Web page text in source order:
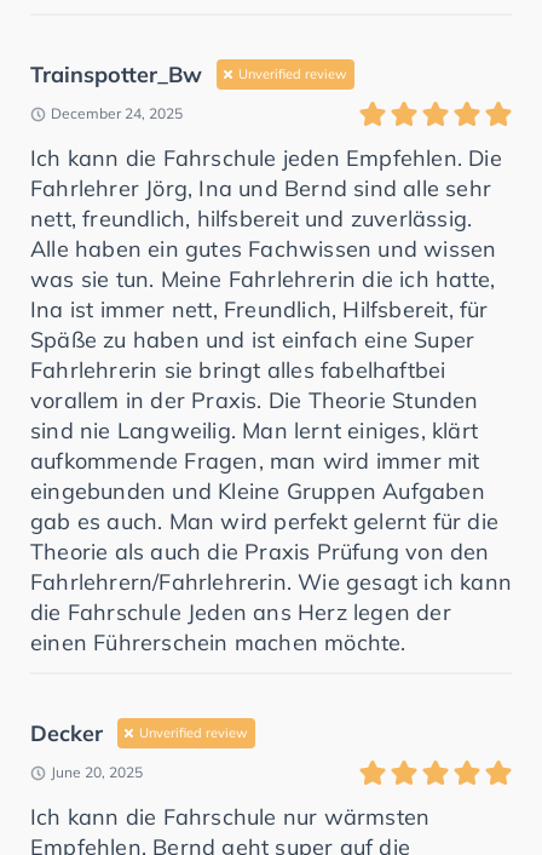
Trainspotter_Bw Unverified review
December 24, 2025
Ich kann die Fahrschule jeden Empfehlen. Die
Fahrlehrer Jörg, Ina und Bernd sind alle sehr
nett, freundlich, hilfsbereit und zuverlässig.
Alle haben ein gutes Fachwissen und wissen
was sie tun. Meine Fahrlehrerin die ich hatte,
Ina ist immer nett, Freundlich, Hilfsbereit, für
Späße zu haben und ist einfach eine Super
Fahrlehrerin sie bringt alles fabelhaftbei
vorallem in der Praxis. Die Theorie Stunden
sind nie Langweilig. Man lernt einiges, klärt
aufkommende Fragen, man wird immer mit
eingebunden und Kleine Gruppen Aufgaben
gab es auch. Man wird perfekt gelernt für die
Theorie als auch die Praxis Prüfung von den
Fahrlehrern/Fahrlehrerin. Wie gesagt ich kann
die Fahrschule Jeden ans Herz legen der
einen Führerschein machen möchte.
Decker Unverified review
June 20, 2025
Ich kann die Fahrschule nur wärmsten
Empfehlen. Bernd geht super auf die